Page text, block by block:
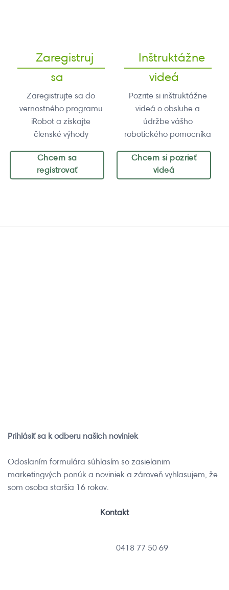
Zaregistruj
sa
Zaregistrujte sa do
vernostného programu
iRobot a získajte
členské výhody
Chcem sa
registrovať
Inštruktážne
videá
Pozrite si inštruktážne
videá o obsluhe a
údržbe vášho
robotického pomocníka
Chcem si pozrieť
videá
Prihlásiť sa k odberu našich noviniek
Odoslaním formulára súhlasím so zasielanim
marketingvých ponúk a noviniek a zároveň vyhlasujem, že
som osoba staršia 16 rokov.
Kontakt
0418 77 50 69